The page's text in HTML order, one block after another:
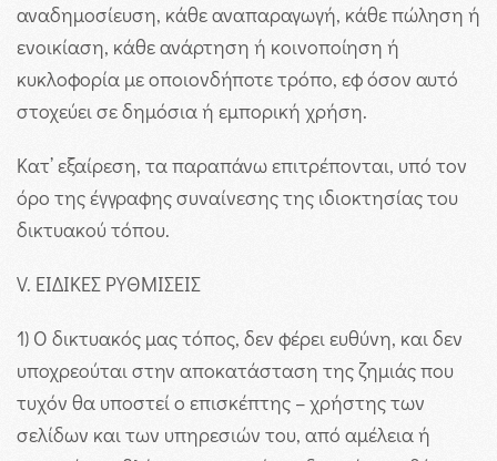
αναδημοσίευση, κάθε αναπαραγωγή, κάθε πώληση ή
ενοικίαση, κάθε ανάρτηση ή κοινοποίηση ή
κυκλοφορία με οποιονδήποτε τρόπο, εφ όσον αυτό
στοχεύει σε δημόσια ή εμπορική χρήση.
Κατ’ εξαίρεση, τα παραπάνω επιτρέπονται, υπό τον
όρο της έγγραφης συναίνεσης της ιδιοκτησίας του
δικτυακού τόπου.
V. ΕΙΔΙΚΕΣ ΡΥΘΜΙΣΕΙΣ
1) Ο δικτυακός μας τόπος, δεν φέρει ευθύνη, και δεν
υποχρεούται στην αποκατάσταση της ζημιάς που
τυχόν θα υποστεί ο επισκέπτης – χρήστης των
σελίδων και των υπηρεσιών του, από αμέλεια ή